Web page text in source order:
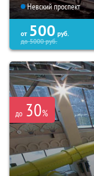
Невский проспект
от 500 руб.
до5000руб.
до 30%